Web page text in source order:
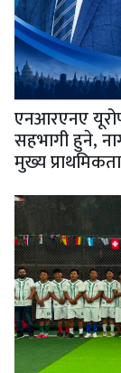
एनआरएनए
सहभागी हुने,
मुख्य